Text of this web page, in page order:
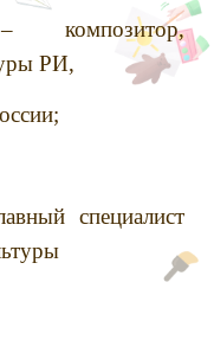
РИ,
специалист